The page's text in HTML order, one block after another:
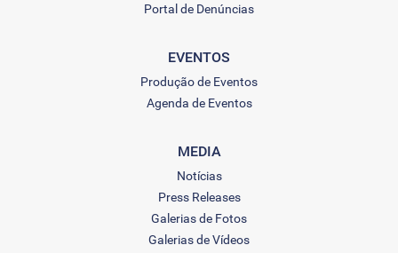
Portal de Denúncias
EVENTOS
Produção de Eventos
Agenda de Eventos
MEDIA
Notícias
Press Releases
Galerias de Fotos
Galerias de Vídeos